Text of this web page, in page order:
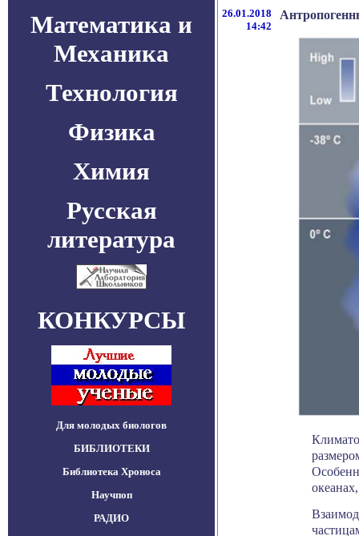
Математика и
Механика
Технология
Физика
Химия
Русская
литература
КОНКУРСЫ
Для молодых биологов
БИБЛИОТЕКИ
Библиотека Хроноса
Научпоп
РАДИО
26.01.2018
14:42